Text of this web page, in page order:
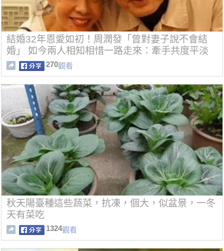
結婚32年恩愛如初！周潤發「曾對妻子說不會結
婚」 如今兩人相知相惜一路走來：牽手共度平淡
的餘生
270觀看
秋天陽臺種這些蔬菜，抗凍，個大，似盆景，一冬
天有菜吃
1324觀看